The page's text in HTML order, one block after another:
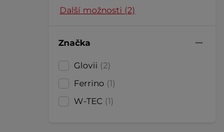
Další možnosti (2)
Značka
Glovii (2)
Ferrino (1)
W-TEC (1)